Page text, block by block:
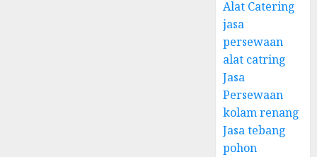
Alat Catering
jasa
persewaan
alat catring
Jasa
Persewaan
kolam renang
Jasa tebang
pohon